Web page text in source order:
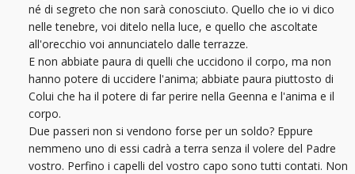
né di segreto che non sarà conosciuto. Quello che io vi dico
nelle tenebre, voi ditelo nella luce, e quello che ascoltate
all'orecchio voi annunciatelo dalle terrazze.
E non abbiate paura di quelli che uccidono il corpo, ma non
hanno potere di uccidere l'anima; abbiate paura piuttosto di
Colui che ha il potere di far perire nella Geenna e l'anima e il
corpo.
Due passeri non si vendono forse per un soldo? Eppure
nemmeno uno di essi cadrà a terra senza il volere del Padre
vostro. Perfino i capelli del vostro capo sono tutti contati. Non